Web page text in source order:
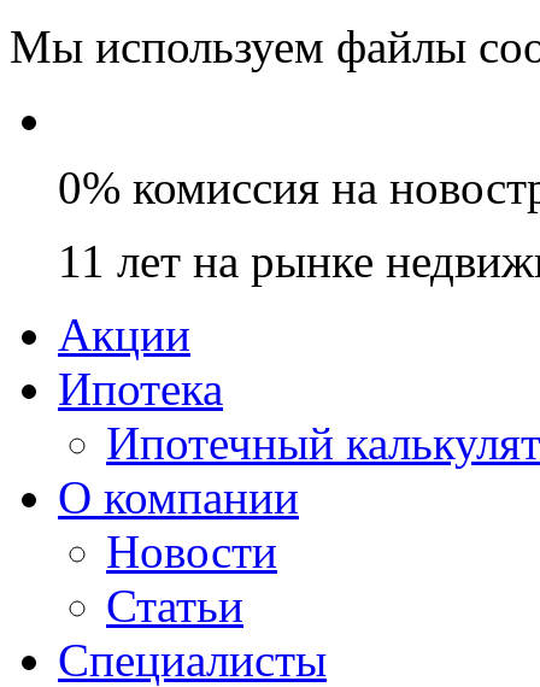
Мы используем файлы
0% комиссия на
11 лет на рынке
Акции
Ипотека
Ипотечный
О компании
Новости
Статьи
Специалисты